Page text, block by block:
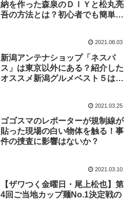
納を作った森泉のＤＩＹと松丸亮
吾の方法とは？初心者でも簡単に
2021.08.03
新潟アンテナショップ「ネスパ
ス」は東京以外にある？紹介した
オススメ新潟グルメベスト５は？
2021.03.25
ゴゴスマのレポーターが規制線が
貼った現場の白い物体を触る！事
件の捜査に影響はないか？
2021.03.10
【ザワつく金曜日・尾上松也】第
4回ご当地カップ麺No.1決定戦の